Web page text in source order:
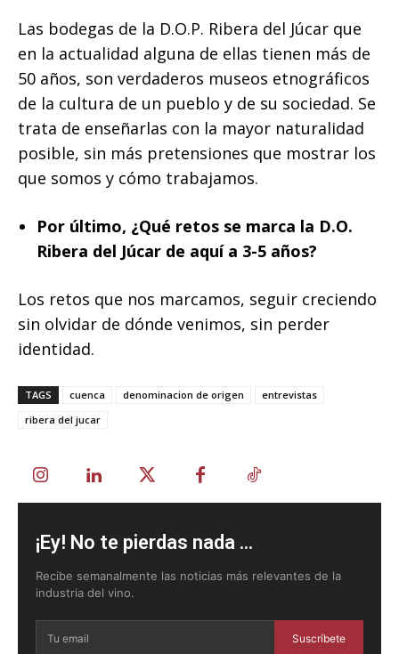
Las bodegas de la D.O.P. Ribera del Júcar que
en la actualidad alguna de ellas tienen más de
50 años, son verdaderos museos etnográficos
de la cultura de un pueblo y de su sociedad. Se
trata de enseñarlas con la mayor naturalidad
posible, sin más pretensiones que mostrar los
que somos y cómo trabajamos.
Por último, ¿Qué retos se marca la D.O.
Ribera del Júcar de aquí a 3-5 años?
Los retos que nos marcamos, seguir creciendo
sin olvidar de dónde venimos, sin perder
identidad.
TAGS cuenca denominacion de origen
entrevistas
ribera del jucar
¡Ey! No te pierdas nada ...
Recibe semanalmente las noticias más relevantes de la
industria del vino.
Suscríbete